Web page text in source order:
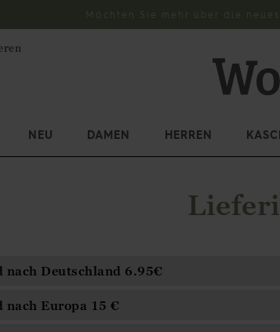
Möchten Sie mehr über die
NEU DAMEN HERREN
nach Deutschland 6.95€
nach Europa 15 €